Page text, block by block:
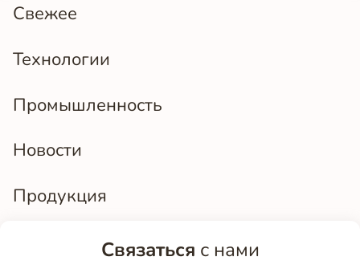
Свежее
Технологии
Промышленность
Новости
Продукция
Связаться с нами